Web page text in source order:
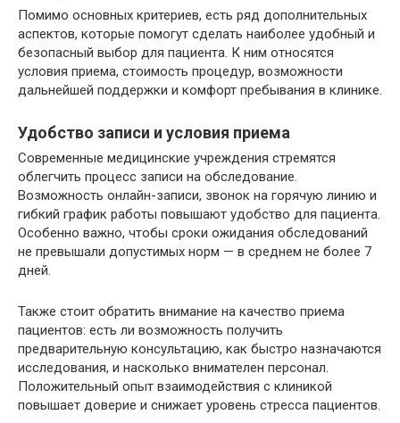
Помимо основных критериев, есть ряд дополнительных
аспектов, которые помогут сделать наиболее удобный и
безопасный выбор для пациента. К ним относятся
условия приема, стоимость процедур, возможности
дальнейшей поддержки и комфорт пребывания в клинике.
Удобство записи и условия приема
Современные медицинские учреждения стремятся
облегчить процесс записи на обследование.
Возможность онлайн-записи, звонок на горячую линию и
гибкий график работы повышают удобство для пациента.
Особенно важно, чтобы сроки ожидания обследований
не превышали допустимых норм — в среднем не более 7
дней.
Также стоит обратить внимание на качество приема
пациентов: есть ли возможность получить
предварительную консультацию, как быстро назначаются
исследования, и насколько внимателен персонал.
Положительный опыт взаимодействия с клиникой
повышает доверие и снижает уровень стресса пациентов.